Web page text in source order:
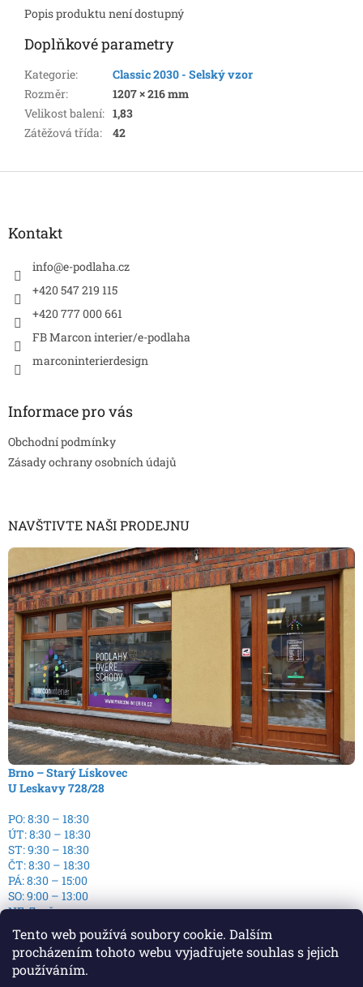
Tento web používá soubory cookie. Dalším
procházením tohoto webu vyjadřujete souhlas s jejich
používáním.
Popis produktu není dostupný
Doplňkové parametry
Kategorie:
Classic 2030 - Selský vzor
Rozměr:
1207 × 216 mm
Velikost balení: 1,83
Zátěžová třída: 42
Kontakt
info@e-podlaha.cz
+420 547 219 115
+420 777 000 661
FB Marcon interier/e-podlaha
marconinterierdesign
Informace pro vás
Obchodní podmínky
Zásady ochrany osobních údajů
NAVŠTIVTE NAŠI PRODEJNU
Brno – Starý Lískovec
U Leskavy 728/28
PO: 8:30 – 18:30
ÚT: 8:30 – 18:30
ST: 9:30 – 18:30
ČT: 8:30 – 18:30
PÁ: 8:30 – 15:00
SO: 9:00 – 13:00
NE: Zavřeno